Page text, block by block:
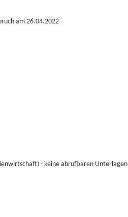
am 26.04.2022
- keine abrufbaren Unterlagen